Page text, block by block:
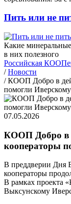
Пить или не
Какие
в них полезного
Российская
/ Новости
/ КООП Добро в
помогли
07.05.2026
КООП Добро в
кооператоры
В преддверии Дня
кооператоры
В рамках проекта
Выксунскому